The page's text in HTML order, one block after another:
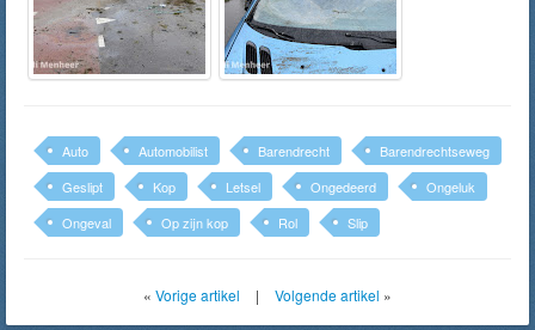
Auto Automobilist Barendrecht
Barendrechtseweg
Geslipt
Kop Letsel Ongedeerd
Ongeluk
Ongeval
Op zijn kop Rol Slip
« Vorige artikel | Volgende artikel »